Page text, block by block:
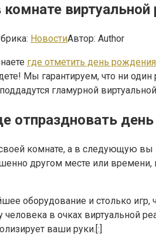
виртуальной
НовостиАвтор: Author
где отметить день
Мы гарантируем, что ни
гламурной
отпраздновать
комнате, а в следующую
другом месте или
оборудование и столько игр,
в очках виртуальной
ваши руки.[:]